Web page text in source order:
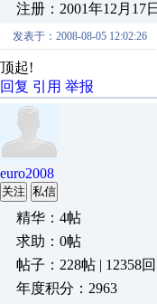
注册：2001年12月17日
发表于：2008-08-05 12:02:26
顶
回复 引用 举报
euro2008
关注 私信
精华：4帖
求助：0帖
帖子：228帖 | 12358回
年度积分：2963